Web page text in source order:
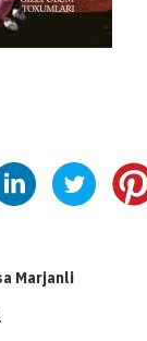
Marjanli